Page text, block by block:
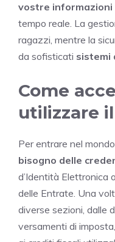
vostre informazioni
tempo reale. La
ragazzi, mentre la
da sofisticati sistemi
Come
utilizzare
Per entrare nel
bisogno delle
d’Identità Elettronica
delle Entrate. Una
diverse sezioni, dalle
versamenti di